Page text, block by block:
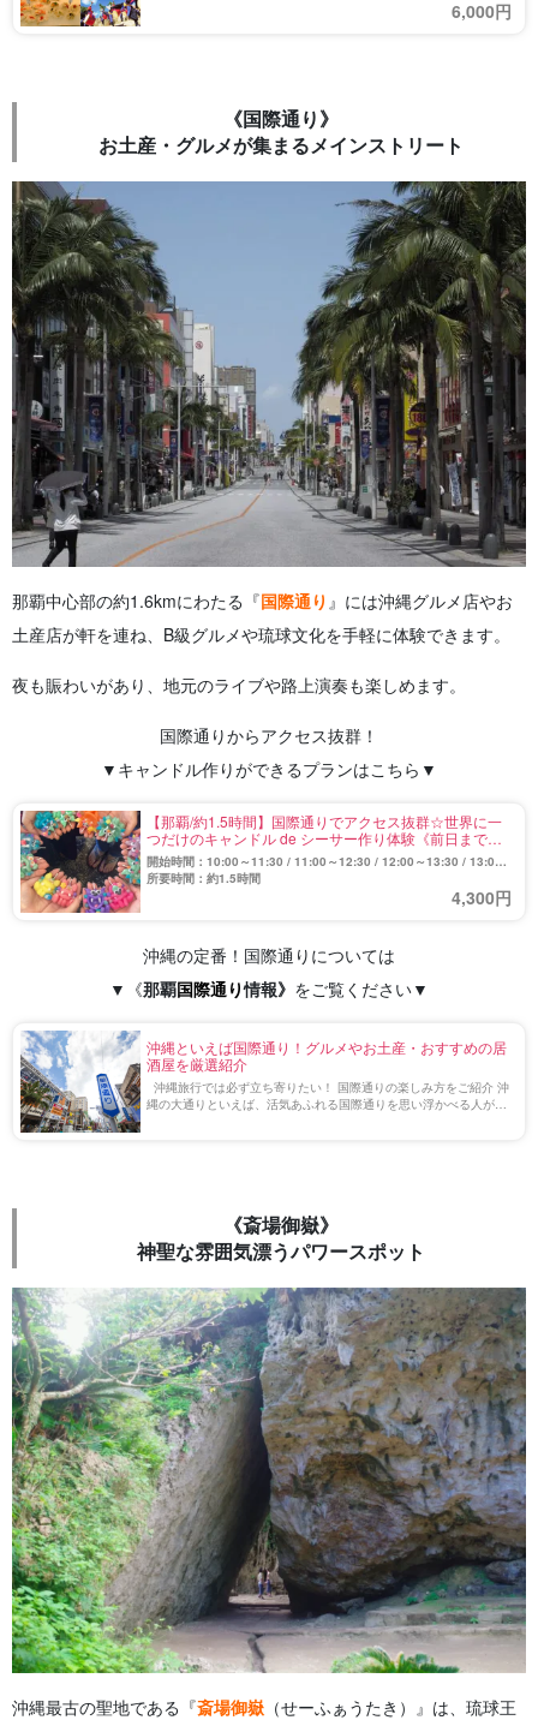
6,000円
《国際通り》
お土産・グルメが集まるメインストリート
那覇中心部の約1.6kmにわたる『国際通り 』には沖縄グルメ店やお
土産店が軒を連ね、B級グルメや琉球文化を手軽に体験できます。
夜も賑わいがあり、地元のライブや路上演奏も楽しめます。
国際通りからアクセス抜群！
▼キャンドル作りができるプランはこちら▼
【那覇/約1.5時間】国際通りでアクセス抜群☆世界に一
つだけのキャンドル de シーサー作り体験《前日までキ
ャンセル料無し》（No.756）
開始時間：10:00～11:30 / 11:00～12:30 / 12:00～13:30 / 13:00
～14:30 / 14:00～15:30 / 15:00～16:30 / 16:00～17:30
所要時間：約1.5時間
4,300円
沖縄の定番！国際通りについては
▼《那覇国際通り情報》 をご覧ください▼
沖縄といえば国際通り！グルメやお土産・おすすめの居
酒屋を厳選紹介
沖縄旅行では必ず立ち寄りたい！ 国際通りの楽しみ方をご紹介 沖
縄の大通りといえば、活気あふれる国際通りを思い浮かべる人が多
《斎場御嶽》
神聖な雰囲気漂うパワースポット
沖縄最古の聖地である『斎場御嶽 （せーふぁうたき）』は、琉球王